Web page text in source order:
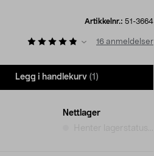
Artikkelnr.: 51-3664
16 anmeldelser
Legg i handlekurv (1)
Nettlager